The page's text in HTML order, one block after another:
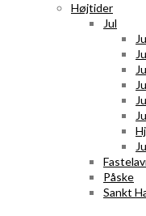
Højtider
Jul
Påske
Sankt